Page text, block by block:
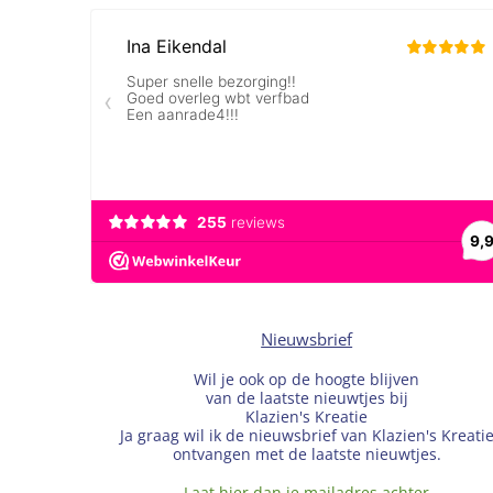
Nieuwsbrief
Wil je ook op de hoogte blijven
van de laatste nieuwtjes bij
Klazien's Kreatie
Ja graag wil ik de nieuwsbrief van Klazien's Kreatie
ontvangen met de laatste nieuwtjes.